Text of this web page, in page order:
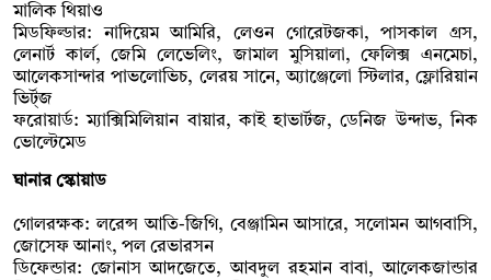
মালিক থিয়াও
মিডফিল্ডার: নাদিয়েম আমিরি, লেওন গোরেটজকা, পাসকাল গ্রস,
লেনার্ট কার্ল, জেমি লেভেলিং, জামাল মুসিয়ালা, ফেলিক্স এনমেচা,
আলেকসান্দার পাভলোভিচ, লেরয় সানে, অ্যাঞ্জেলো স্টিলার, ফ্লোরিয়ান
ভির্ট্‌জ
ফরোয়ার্ড: ম্যাক্সিমিলিয়ান বায়ার, কাই হাভার্টজ, ডেনিজ উন্দাভ, নিক
ভোল্টেমেড
ঘানার স্কোয়াড
গোলরক্ষক: লরেন্স আতি-জিগি, বেঞ্জামিন আসারে, সলোমন আগবাসি,
জোসেফ আনাং, পল রেভারসন
ডিফেন্ডার: জোনাস আদজেতে, আবদুল রহমান বাবা, আলেকজান্ডার